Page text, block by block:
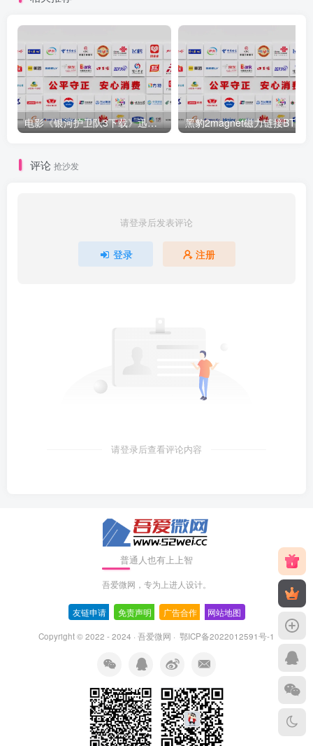
电影《银河护卫队3下载》迅雷BT下载[DH／1.24GB／
评论 抢沙发
请登录后发表评论
登录 注册
请登录后查看评论内容
普通人也有上上智
吾爱微网，专为上进人设计。
友链申请 免责声明 广告合作 网站地图
Copyright © 2022 - 2024 · 吾爱微网 · 鄂ICP备2022012591号-1